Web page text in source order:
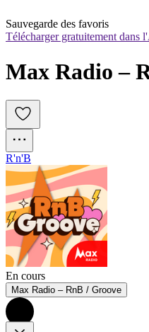
Sauvegarde des favoris
Télécharger gratuitement dans
Max Radio –
R'n'B
En cours
Max Radio – RnB / Groove